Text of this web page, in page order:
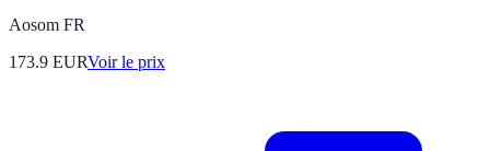
Aosom FR
173.9 EURVoir le prix